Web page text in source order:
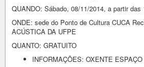
QUANDO: Sábado, 08/11/2014, a partir das
ONDE: sede do Ponto de Cultura CUCA
ACÚSTICA DA UFPE
QUANTO: GRATUITO
INFORMAÇÕES: OXENTE